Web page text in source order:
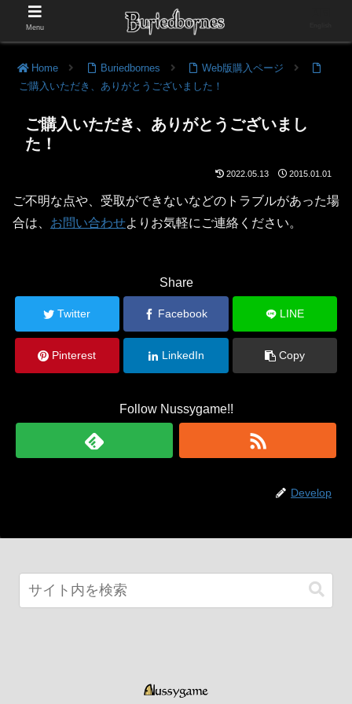
Home Buriedbornes
Web版購入ページ
ご購入いただき、ありがとうございました！
ご購入いただき、ありがとうございまし
た！
2022.05.13 2015.01.01
ご不明な点や、受取ができないなどのトラブルがあった場
合は、 お問い合わせよりお気軽にご連絡ください。
Share
Twitter Facebook LINE
Pinterest LinkedIn Copy
Follow Nussygame!!
Develop
Menu